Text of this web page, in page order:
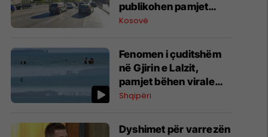
publikohen pamjet
360-gradëshe
Kosovë
Fenomen i çuditshëm
në Gjirin e Lalzit,
pamjet bëhen virale
(Video)
Shqipëri
Dyshimet për varrezën